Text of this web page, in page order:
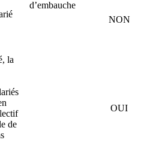
d’embauche
NON
la
de
OUI